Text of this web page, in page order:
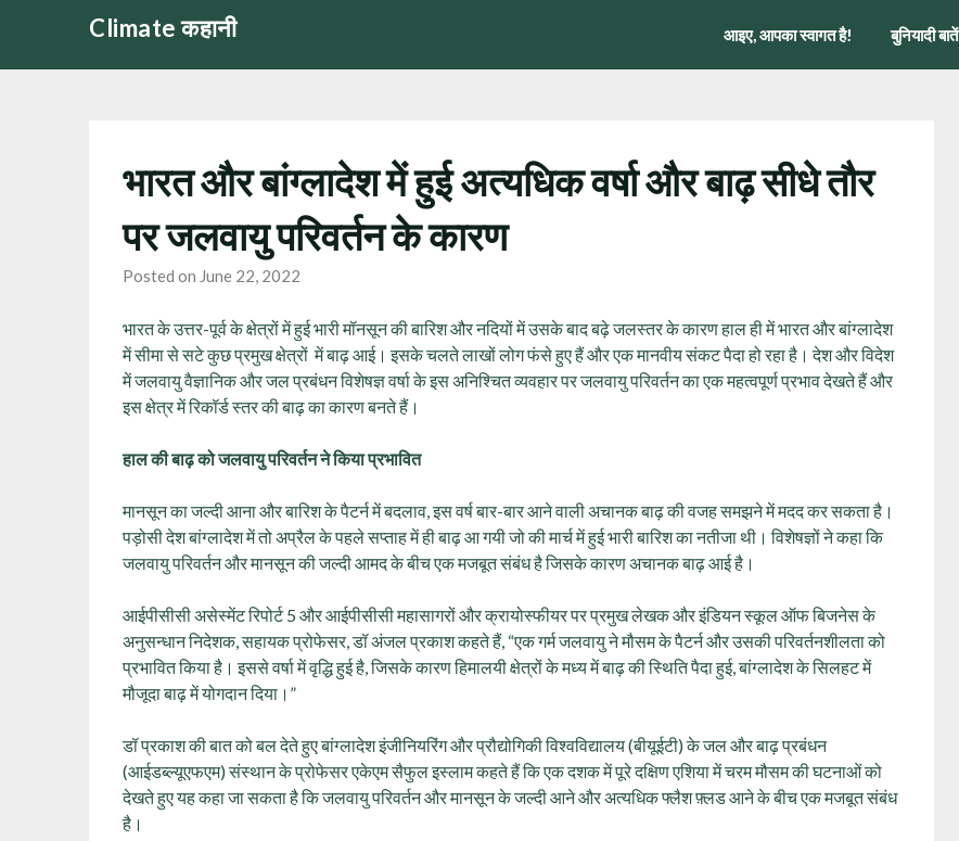
content
Climate कहानी आइए, आपका स्वागत है! बुनियादी बातें
भारत और बांग्लादेश में हुई अत्यधिक वर्षा और बाढ़ सीधे तौर
पर जलवायु परिवर्तन के कारण
Posted on June 22, 2022
भारत के उत्तर-पूर्व के क्षेत्रों में हुई भारी मॉनसून की बारिश और नदियों में उसके बाद बढ़े जलस्तर के कारण हाल ही में भारत और बांग्लादेश
में सीमा से सटे कुछ प्रमुख क्षेत्रों में बाढ़ आई। इसके चलते लाखों लोग फंसे हुए हैं और एक मानवीय संकट पैदा हो रहा है। देश और विदेश
में जलवायु वैज्ञानिक और जल प्रबंधन विशेषज्ञ वर्षा के इस अनिश्चित व्यवहार पर जलवायु परिवर्तन का एक महत्वपूर्ण प्रभाव देखते हैं और
इस क्षेत्र में रिकॉर्ड स्तर की बाढ़ का कारण बनते हैं।
हाल की बाढ़ को जलवायु परिवर्तन ने किया प्रभावित
मानसून का जल्दी आना और बारिश के पैटर्न में बदलाव, इस वर्ष बार-बार आने वाली अचानक बाढ़ की वजह समझने में मदद कर सकता है।
पड़ोसी देश बांग्लादेश में तो अप्रैल के पहले सप्ताह में ही बाढ़ आ गयी जो की मार्च में हुई भारी बारिश का नतीजा थी। विशेषज्ञों ने कहा कि
जलवायु परिवर्तन और मानसून की जल्दी आमद के बीच एक मजबूत संबंध है जिसके कारण अचानक बाढ़ आई है।
आईपीसीसी असेस्मेंट रिपोर्ट 5 और आईपीसीसी महासागरों और क्रायोस्फीयर पर प्रमुख लेखक और इंडियन स्कूल ऑफ बिजनेस के
अनुसन्धान निदेशक, सहायक प्रोफेसर, डॉ अंजल प्रकाश कहते हैं, “एक गर्म जलवायु ने मौसम के पैटर्न और उसकी परिवर्तनशीलता को
प्रभावित किया है। इससे वर्षा में वृद्धि हुई है, जिसके कारण हिमालयी क्षेत्रों के मध्य में बाढ़ की स्थिति पैदा हुई, बांग्लादेश के सिलहट में
मौजूदा बाढ़ में योगदान दिया।”
डॉ प्रकाश की बात को बल देते हुए बांग्लादेश इंजीनियरिंग और प्रौद्योगिकी विश्वविद्यालय (बीयूईटी) के जल और बाढ़ प्रबंधन
(आईडब्ल्यूएफएम) संस्थान के प्रोफेसर एकेएम सैफुल इस्लाम कहते हैं कि एक दशक में पूरे दक्षिण एशिया में चरम मौसम की घटनाओं को
देखते हुए यह कहा जा सकता है कि जलवायु परिवर्तन और मानसून के जल्दी आने और अत्यधिक फ्लैश फ़्लड आने के बीच एक मजबूत संबंध
है।